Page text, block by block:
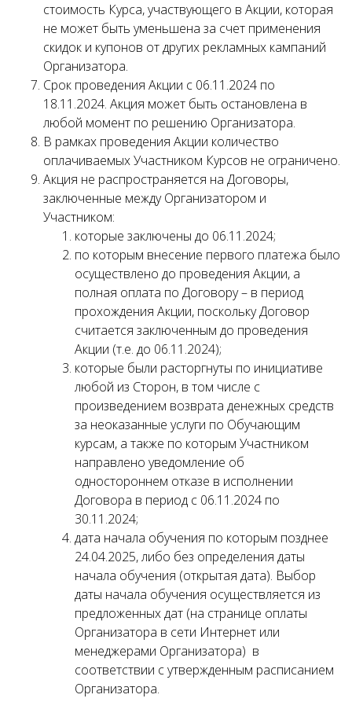
стоимость Курса, участвующего в Акции, которая
не может быть уменьшена за счет применения
скидок и купонов от других рекламных кампаний
Организатора.
Срок проведения Акции с 06.11.2024 по
18.11.2024. Акция может быть остановлена в
любой момент по решению Организатора.
В рамках проведения Акции количество
оплачиваемых Участником Курсов не ограничено.
Акция не распространяется на Договоры,
заключенные между Организатором и
Участником:
которые заключены до 06.11.2024;
по которым внесение первого платежа было
осуществлено до проведения Акции, а
полная оплата по Договору – в период
прохождения Акции, поскольку Договор
считается заключенным до проведения
Акции (т.е. до 06.11.2024);
которые были расторгнуты по инициативе
любой из Сторон, в том числе с
произведением возврата денежных средств
за неоказанные услуги по Обучающим
курсам, а также по которым Участником
направлено уведомление об
одностороннем отказе в исполнении
Договора в период с 06.11.2024 по
30.11.2024;
дата начала обучения по которым позднее
24.04.2025, либо без определения даты
начала обучения (открытая дата). Выбор
даты начала обучения осуществляется из
предложенных дат (на странице оплаты
Организатора в сети Интернет или
менеджерами Организатора) в
соответствии с утвержденным расписанием
Организатора.